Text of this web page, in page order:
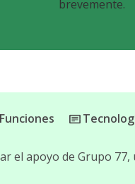
brevemente.
el apoyo de Grupo